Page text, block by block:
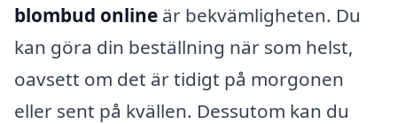
blombud online är bekvämligheten. Du
kan göra din beställning när som helst,
oavsett om det är tidigt på morgonen
eller sent på kvällen. Dessutom kan du